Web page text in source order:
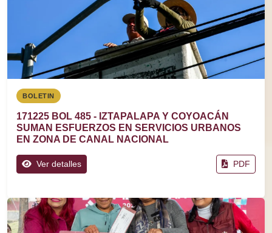
BOLETIN
171225 BOL 485 - IZTAPALAPA Y COYOACÁN
SUMAN ESFUERZOS EN SERVICIOS URBANOS
EN ZONA DE CANAL NACIONAL
Ver detalles PDF